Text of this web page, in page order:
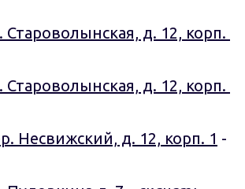
Староволынская, д. 12, корп.
Староволынская, д. 12, корп.
Несвижский, д. 12, корп. 1